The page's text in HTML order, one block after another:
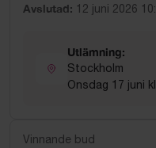
Avslutad: 12 juni 2026
Utlämning:
Stockholm
Onsdag 17 juni
Vinnande bud